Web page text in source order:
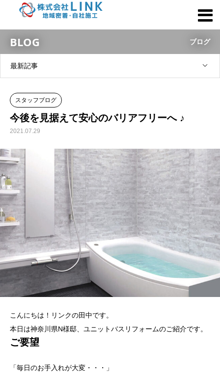
BLOG ブログ
最新記事
スタッフブログ
今後を見据えて安心のバリアフリーへ ♪
2021.07.29
こんにちは！リンクの田中です。
本日は神奈川県N様邸、ユニットバスリフォームのご紹介です。
ご要望
「毎日のお手入れが大変・・・」